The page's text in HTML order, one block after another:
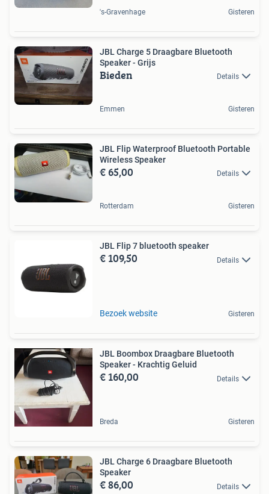
's-Gravenhage Gisteren
JBL Charge 5 Draagbare Bluetooth
Speaker - Grijs
Bieden Details
Emmen Gisteren
JBL Flip Waterproof Bluetooth Portable
Wireless Speaker
€ 65,00 Details
Rotterdam Gisteren
JBL Flip 7 bluetooth speaker
€ 109,50 Details
Bezoek website Gisteren
JBL Boombox Draagbare Bluetooth
Speaker - Krachtig Geluid
€ 160,00 Details
Breda Gisteren
JBL Charge 6 Draagbare Bluetooth
Speaker
€ 86,00 Details